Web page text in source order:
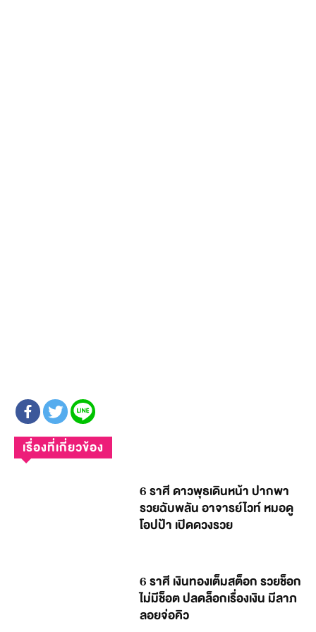
เรื่องที่เกี่ยวข้อง
6 ราศี ดาวพุธเดินหน้า ปากพา
รวยฉับพลัน อาจารย์ไวท์ หมอดู
โอปป้า เปิดดวงรวย
6 ราศี เงินทองเต็มสต็อก รวยช็อก
ไม่มีช็อต ปลดล็อกเรื่องเงิน มีลาภ
ลอยจ่อคิว